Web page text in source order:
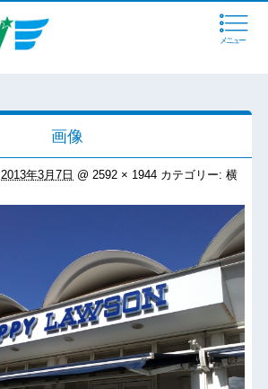
メニュー
画像
2013年3月7日 @2592 × 1944 カテゴリー:横